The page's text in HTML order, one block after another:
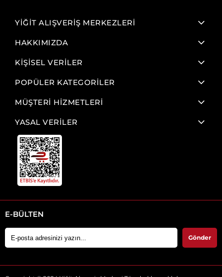
YİĞİT ALIŞVERİŞ MERKEZLERİ
HAKKIMIZDA
KİŞİSEL VERİLER
POPÜLER KATEGORİLER
MÜŞTERİ HİZMETLERİ
YASAL VERİLER
E-BÜLTEN
Gönder